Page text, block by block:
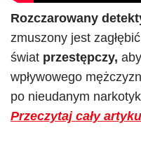
Rozczarowany
zmuszony jest
świat przestępczy, aby
wpływowego
po nieudanym
Przeczytaj cały